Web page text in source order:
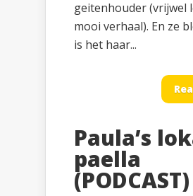
geitenhouder (vrijwel
mooi verhaal). En ze
is het haar...
Paula’s
paella
(PODCAST)